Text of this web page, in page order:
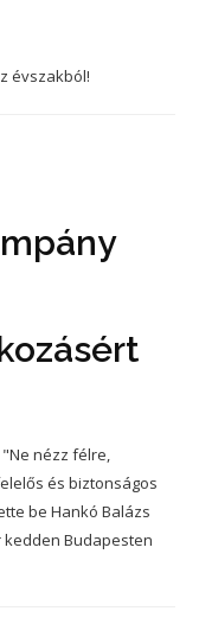
évszakból!
nézz félre,
és biztonságos
be Hankó Balázs
Budapesten